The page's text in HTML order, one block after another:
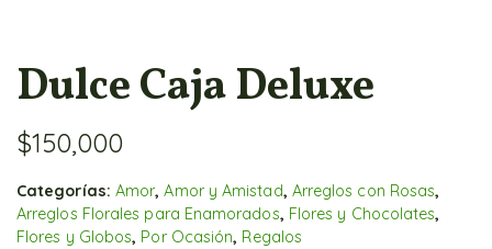
Dulce Caja Deluxe
$150,000
Categorías: Amor,Amor y Amistad, Arreglos con Rosas,
Arreglos Florales para Enamorados, Flores y Chocolates,
Flores y Globos, Por Ocasión, Regalos